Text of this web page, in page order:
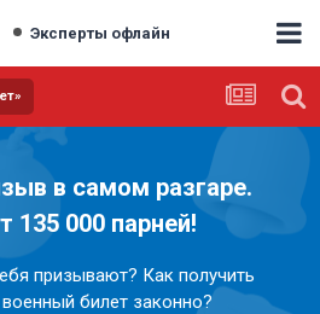
Эксперты офлайн
в самом разгаре.
135 000 парней!
призывают? Как получить
билет законно?